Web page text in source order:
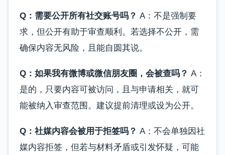
Q：需要公开所有社交账号吗？ A：不是强制要
求，但公开有助于审查顺利。若选择不公开，需
确保内容无风险，且能自圆其说。
Q：如果我有微博或微信朋友圈，会被查吗？ A：
是的，只要内容可被访问，且与申请相关，就可
能被纳入审查范围。建议提前清理或设为公开。
Q：社媒内容会被用于拒签吗？ A：不会单独因社
媒内容拒签，但若与材料矛盾或引发怀疑，可能